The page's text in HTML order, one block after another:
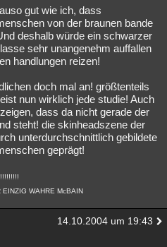
gut wie ich, dass
von der braunen bande
deshalb würde ein schwarzer
sehr unangenehm auffallen
handlungen reizen!
doch mal an! größtenteils
nun wirklich jede studie! Auch
dass da nicht gerade der
steht! die skinheadszene der
unterdurchschnittlich gebildete
geprägt!
WAHRE McBAIN
14.10.2004 um 19:43